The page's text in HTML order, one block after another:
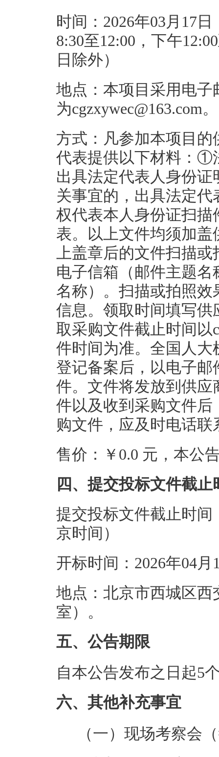
时间：2026年03月17
8:30至12:00，下午
日除外）
地点：本项目采用电
为cgzxywec@163.com。
方式：凡参加本项目
代表提供以下材料：①
出具法定代表人身份
关事宜的，出具法定
权代表本人身份证扫
表。以上文件均须加
上盖章后的文件扫描或
电子信箱（邮件主题
名称）。扫描或拍照
信息。领取时间填写
取采购文件截止时间以
件时间为准。全国人
登记备案后，以电子
件。文件将发放到供
件以及收到采购文件
购文件，应及时电话联
售价：￥0.0 元，本公
四、提交投标文件截
提交投标文件截止时间
京时间）
开标时间：2026年04
地点：北京市西城区西
室）。
五、公告期限
自本公告发布之日起5
六、其他补充事宜
（一）现场考察会